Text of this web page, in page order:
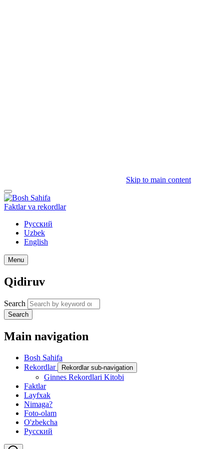
Skip to main content
Faktlar va rekordlar
Русский
Uzbek
English
Menu
Qidiruv
Search
Search
Main navigation
Bosh Sahifa
Rekordlar
Rekordlar sub-navigation
Ginnes Rekordlari Kitobi
Faktlar
Layfxak
Nimaga?
Foto-olam
O'zbekcha
Русский